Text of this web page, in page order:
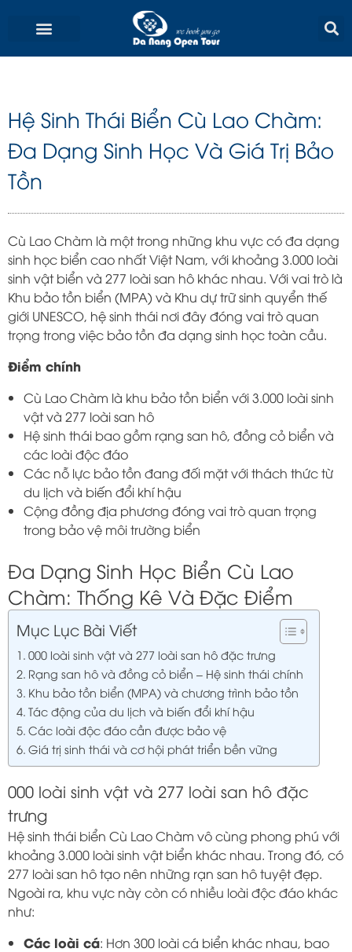
Hệ Sinh Thái Biển Cù Lao Chàm:
Đa Dạng Sinh Học Và Giá Trị Bảo
Tồn
Cù Lao Chàm là một trong những khu vực có đa dạng
sinh học biển cao nhất Việt Nam, với khoảng 3.000 loài
sinh vật biển và 277 loài san hô khác nhau. Với vai trò là
Khu bảo tồn biển (MPA) và Khu dự trữ sinh quyển thế
giới UNESCO, hệ sinh thái nơi đây đóng vai trò quan
trọng trong việc bảo tồn đa dạng sinh học toàn cầu.
Điểm chính
Cù Lao Chàm là khu bảo tồn biển với 3.000 loài sinh
vật và 277 loài san hô
Hệ sinh thái bao gồm rạng san hô, đồng cỏ biển và
các loài độc đáo
Các nỗ lực bảo tồn đang đối mặt với thách thức từ
du lịch và biến đổi khí hậu
Cộng đồng địa phương đóng vai trò quan trọng
trong bảo vệ môi trường biển
Đa Dạng Sinh Học Biển Cù Lao
Chàm: Thống Kê Và Đặc Điểm
Mục Lục Bài Viết
000 loài sinh vật và 277 loài san hô đặc trưng
Rạng san hô và đồng cỏ biển – Hệ sinh thái chính
Khu bảo tồn biển (MPA) và chương trình bảo tồn
Tác động của du lịch và biến đổi khí hậu
Các loài độc đáo cần được bảo vệ
Giá trị sinh thái và cơ hội phát triển bền vững
000 loài sinh vật và 277 loài san hô đặc
trưng
Hệ sinh thái biển Cù Lao Chàm vô cùng phong phú với
khoảng 3.000 loài sinh vật biển khác nhau. Trong đó, có
277 loài san hô tạo nên những rạn san hô tuyệt đẹp.
Ngoài ra, khu vực này còn có nhiều loài độc đáo khác
như:
Các loài cá: Hơn 300 loài cá biển khác nhau, bao